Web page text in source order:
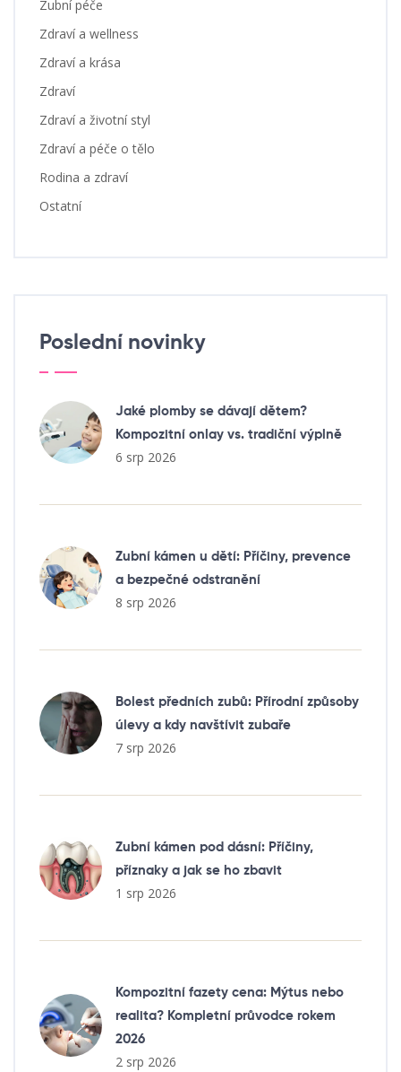
Zubní péče
Zdraví a wellness
Zdraví a krása
Zdraví
Zdraví a životní styl
Zdraví a péče o tělo
Rodina a zdraví
Ostatní
Poslední novinky
Jaké plomby se dávají dětem?
Kompozitní onlay vs. tradiční výplně
6 srp 2026
Zubní kámen u dětí: Příčiny, prevence
a bezpečné odstranění
8 srp 2026
Bolest předních zubů: Přírodní způsoby
úlevy a kdy navštívit zubaře
7 srp 2026
Zubní kámen pod dásní: Příčiny,
příznaky a jak se ho zbavit
1 srp 2026
Kompozitní fazety cena: Mýtus nebo
realita? Kompletní průvodce rokem
2026
2 srp 2026